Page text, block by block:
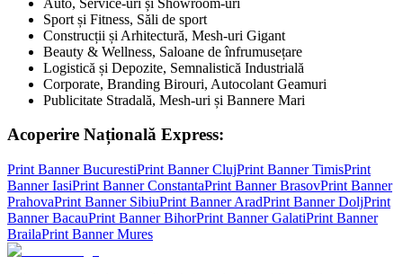
Sport și Fitness, Săli de sport
Construcții și Arhitectură, Mesh-uri Gigant
Beauty & Wellness, Saloane de înfrumusețare
Logistică și Depozite, Semnalistică Industrială
Corporate, Branding Birouri, Autocolant Geamuri
Publicitate Stradală, Mesh-uri și Bannere Mari
Acoperire Națională Express:
Print BannerBucurestiPrint BannerClujPrint BannerTimisPrint
BannerIasiPrint BannerConstantaPrint BannerBrasovPrint Banner
PrahovaPrint Banner SibiuPrint BannerAradPrint BannerDoljPrint
BannerBacauPrint BannerBihorPrint BannerGalatiPrint Banner
BrailaPrint BannerMures